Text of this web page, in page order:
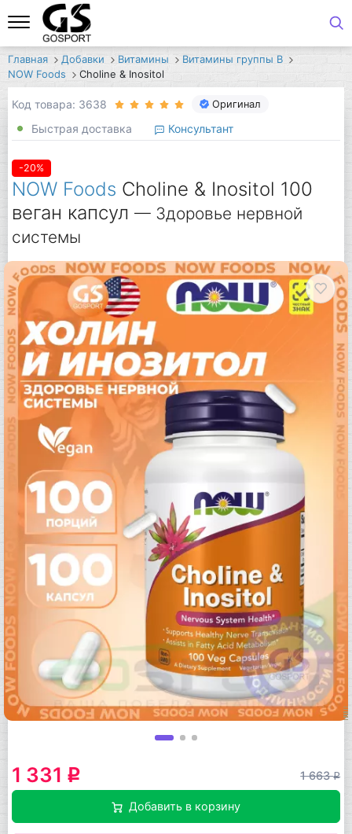
Главная Добавки Витамины
Витамины группы B
NOW Foods
Choline & Inositol
Код товара: 3638 Оригинал
Быстрая доставка Консультант
-20%
NOW Foods Choline & Inositol 100
веган капсул — Здоровье нервной
системы
1 331 q 1 663q
Добавить в корзину